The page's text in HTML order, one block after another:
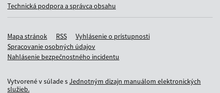
Technická podpora a správca obsahu
Mapa stránok RSS
Vyhlásenie o prístupnosti
Spracovanie osobných údajov
Nahlásenie bezpečnostného incidentu
Vytvorené v súlade sJednotným dizajn manuálom elektronických
služieb.